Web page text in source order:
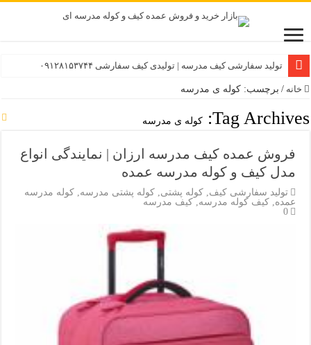
تولید سفارشی کیف مدرسه | تولیدی کیف سفارشی ۰۹۱۲۸۱۵۳۷۴۴
خانه / برچسب: کوله ی مدرسه
Tag Archives: کوله ی مدرسه
فروش عمده کیف مدرسه ارزان | نمایندگی انواع
مدل کیف و کوله مدرسه عمده
تولید سفارشی کیف,کوله پشتی,کوله پشتی مدرسه,کوله مدرسه
عمده,کیف کوله مدرسه,کیف مدرسه
0